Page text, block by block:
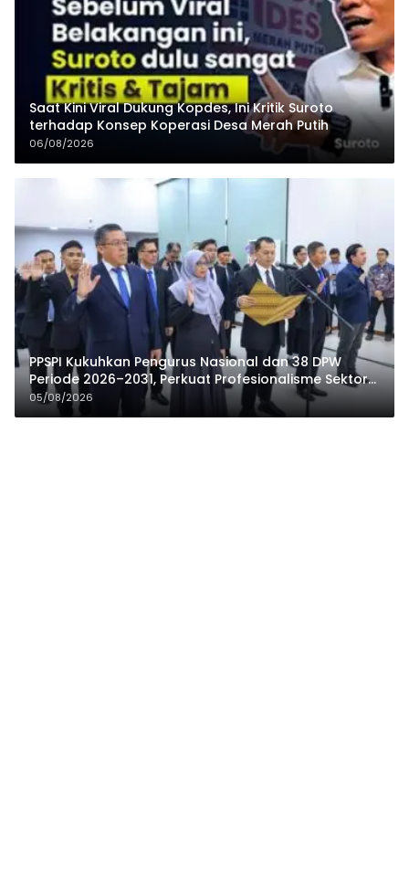
Saat Kini Viral Dukung Kopdes, Ini Kritik Suroto
terhadap Konsep Koperasi Desa Merah Putih
06/08/2026
PPSPI Kukuhkan Pengurus Nasional dan 38 DPW
Periode 2026–2031, Perkuat Profesionalisme Sektor
Publik
05/08/2026